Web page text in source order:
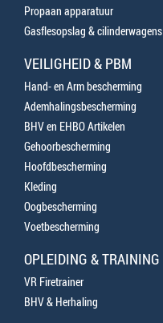
Propaan apparatuur
Gasflesopslag & cilinderwagens
VEILIGHEID & PBM
Hand- en Arm bescherming
Ademhalingsbescherming
BHV en EHBO Artikelen
Gehoorbescherming
Hoofdbescherming
Kleding
Oogbescherming
Voetbescherming
OPLEIDING & TRAINING
VR Firetrainer
BHV & Herhaling